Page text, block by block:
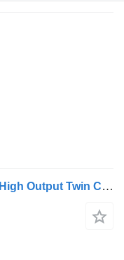
Harley-Davidsson Road Glide 1.7 High Output Twin Cam 103